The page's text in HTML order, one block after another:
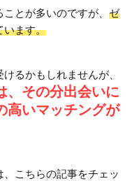
とが多いのですが、 ゼ
います。
るかもしれませんが、
、その分出会いに
高いマッチングが
こちらの記事をチェッ